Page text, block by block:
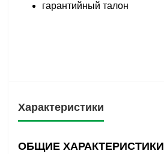
гарантийный талон
Характеристики
ОБЩИЕ ХАРАКТЕРИСТИКИ